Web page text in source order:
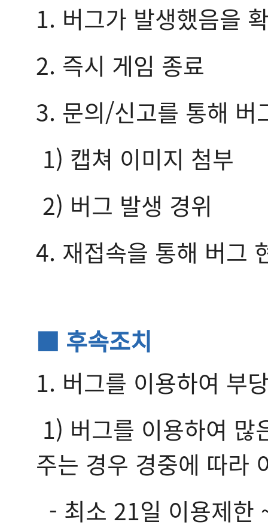
1. 버그가 발생했음을
2. 즉시 게임 종료
3. 문의/신고를 통해 버
1) 캡쳐 이미지 첨부
2) 버그 발생 경위
4. 재접속을 통해 버그
■ 후속조치
1. 버그를 이용하여 부
1) 버그를 이용하여 많
주는 경우 경중에 따라
- 최소 21일 이용제한